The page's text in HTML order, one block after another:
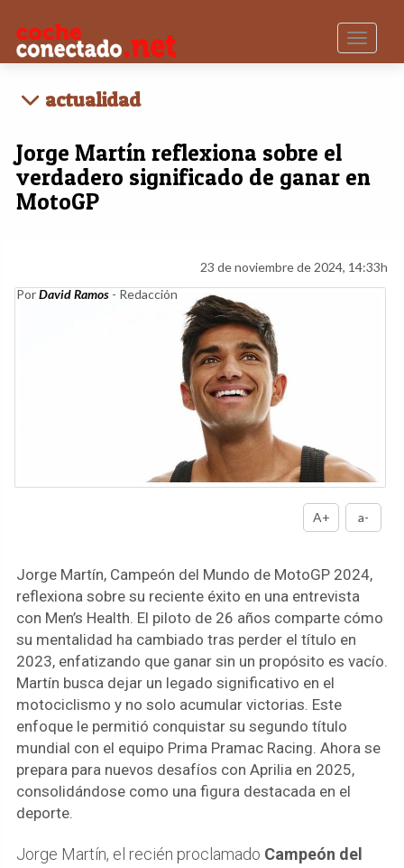
Toggle
actualidad
Jorge Martín reflexiona sobre el
verdadero significado de ganar en
MotoGP
23 de noviembre de 2024, 14:33h
PorDavid Ramos - Redacción
A+ a-
Jorge Martín, Campeón del Mundo de MotoGP 2024,
reflexiona sobre su reciente éxito en una entrevista
con Men’s Health. El piloto de 26 años comparte cómo
su mentalidad ha cambiado tras perder el título en
2023, enfatizando que ganar sin un propósito es vacío.
Martín busca dejar un legado significativo en el
motociclismo y no solo acumular victorias. Este
enfoque le permitió conquistar su segundo título
mundial con el equipo Prima Pramac Racing. Ahora se
prepara para nuevos desafíos con Aprilia en 2025,
consolidándose como una figura destacada en el
deporte.
Jorge Martín, el recién proclamado Campeón del